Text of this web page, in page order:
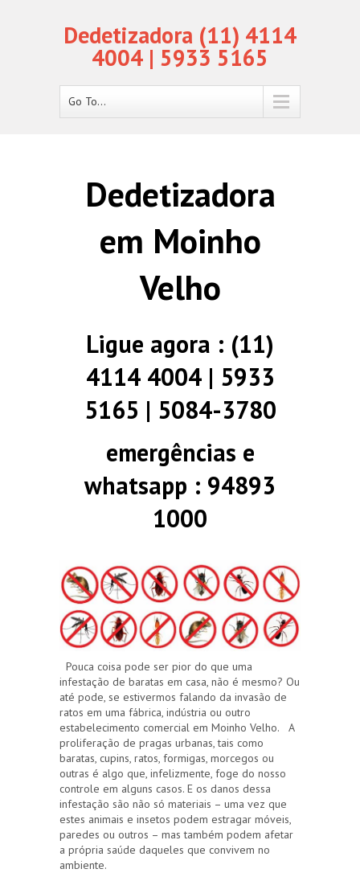
Dedetizadora (11) 4114
4004 | 5933 5165
Go To...
Dedetizadora
em Moinho
Velho
Ligue agora : (11)
4114 4004 | 5933
5165 | 5084-3780
emergências e
whatsapp : 94893
1000
Pouca coisa pode ser pior do que uma
infestação de baratas em casa, não é mesmo? Ou
até pode, se estivermos falando da invasão de
ratos em uma fábrica, indústria ou outro
estabelecimento comercial em Moinho Velho. A
proliferação de pragas urbanas, tais como
baratas, cupins, ratos, formigas, morcegos ou
outras é algo que, infelizmente, foge do nosso
controle em alguns casos. E os danos dessa
infestação são não só materiais – uma vez que
estes animais e insetos podem estragar móveis,
paredes ou outros – mas também podem afetar
a própria saúde daqueles que convivem no
ambiente.